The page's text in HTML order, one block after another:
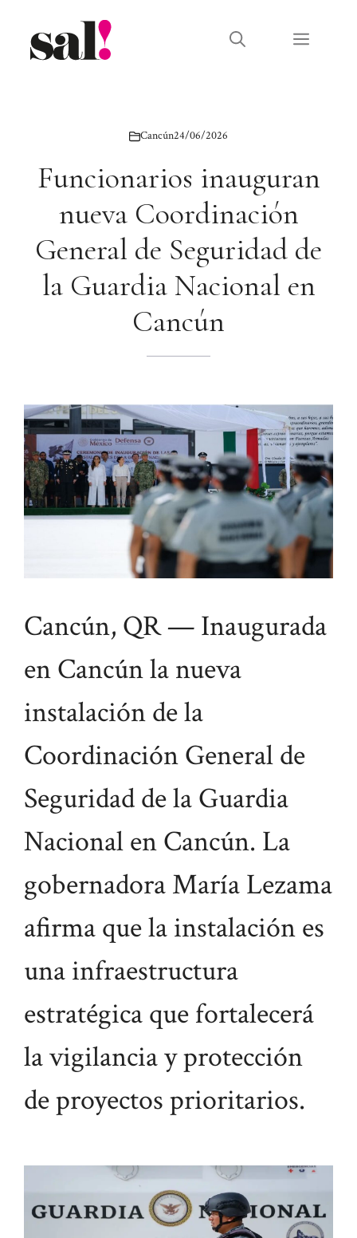
contenido
Menú
Cancún24/06/2026
Funcionarios inauguran
nueva Coordinación
General de Seguridad de
la Guardia Nacional en
Cancún
Cancún, QR — Inaugurada
en Cancún la nueva
instalación de la
Coordinación General de
Seguridad de la Guardia
Nacional en Cancún. La
gobernadora María Lezama
afirma que la instalación es
una infraestructura
estratégica que fortalecerá
la vigilancia y protección
de proyectos prioritarios.